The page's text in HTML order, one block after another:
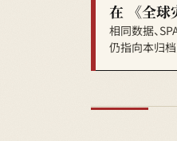
在 《全球
相同数据、
仍指向本归档